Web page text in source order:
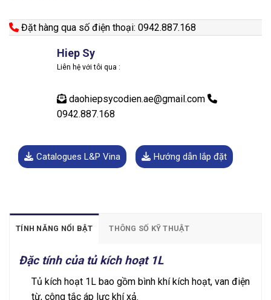
Đặt hàng qua số điện thoại: 0942.887.168
Hiep Sy
Liên hệ với tôi qua :
daohiepsycodien.ae@gmail.com
0942.887.168
Catalogues L&P Vina Hướng dẫn lắp đặt
TÍNH NĂNG NỔI BẬT THÔNG SỐ KỸ THUẬT
Đặc tính của tủ kích hoạt 1L
Tủ kích hoạt 1L bao gồm bình khí kích hoạt, van điện
từ, công tắc áp lực khí xả.